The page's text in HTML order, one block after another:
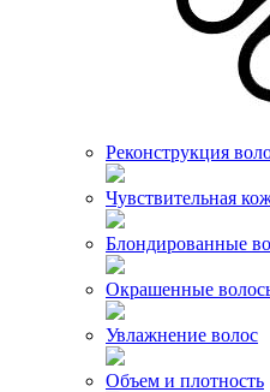
Реконструкция
Чувствительная
Блондированные
Окрашенные
Увлажнение волос
Объем и плотность